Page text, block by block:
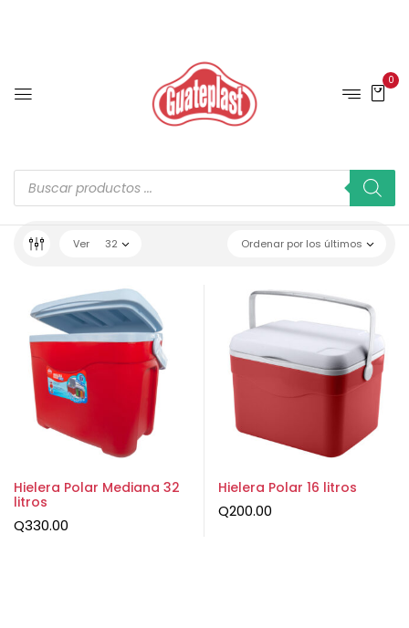
0
Ordenar por los últimos
Ver 32
Hielera Polar Mediana 32
litros
Q330.00
Hielera Polar 16 litros
Q200.00